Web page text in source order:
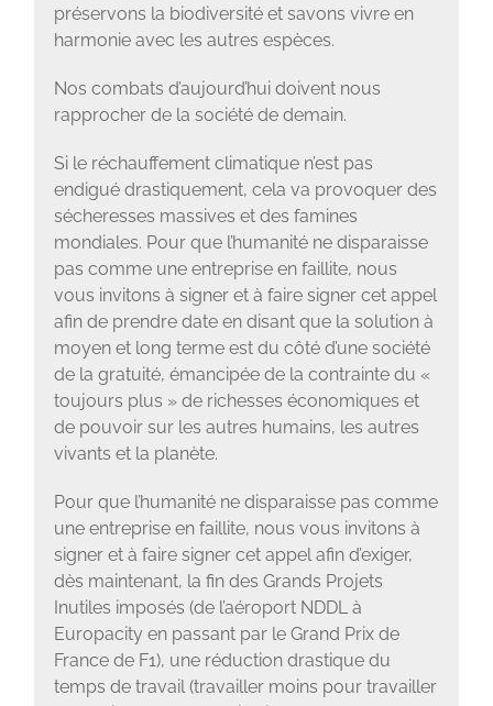
préservons la biodiversité et savons vivre en
harmonie avec les autres espèces.
Nos combats d’aujourd’hui doivent nous
rapprocher de la société de demain.
Si le réchauffement climatique n’est pas
endigué drastiquement, cela va provoquer des
sécheresses massives et des famines
mondiales. Pour que l’humanité ne disparaisse
pas comme une entreprise en faillite, nous
vous invitons à signer et à faire signer cet appel
afin de prendre date en disant que la solution à
moyen et long terme est du côté d’une société
de la gratuité, émancipée de la contrainte du «
toujours plus » de richesses économiques et
de pouvoir sur les autres humains, les autres
vivants et la planète.
Pour que l’humanité ne disparaisse pas comme
une entreprise en faillite, nous vous invitons à
signer et à faire signer cet appel afin d’exiger,
dès maintenant, la fin des Grands Projets
Inutiles imposés (de l’aéroport NDDL à
Europacity en passant par le Grand Prix de
France de F1), une réduction drastique du
temps de travail (travailler moins pour travailler